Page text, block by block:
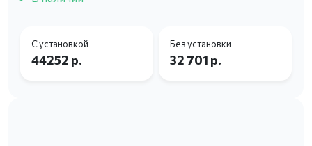
С установкой
44252 р.
Без установки
32 701 р.